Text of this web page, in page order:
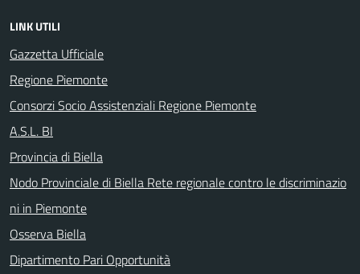
LINK UTILI
Gazzetta Ufficiale
Regione Piemonte
Consorzi Socio Assistenziali Regione Piemonte
A.S.L. BI
Provincia di Biella
Nodo Provinciale di Biella Rete regionale contro le discriminazio
ni in Piemonte
Osserva Biella
Dipartimento Pari Opportunità